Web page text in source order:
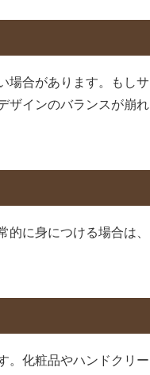
場合があります。もしサ
ザインのバランスが崩れ
に身につける場合は、
。化粧品やハンドクリー